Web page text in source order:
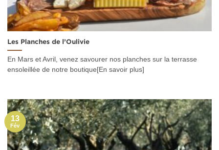
Les Planches de l’Oulivie
En Mars et Avril, venez savourer nos planches sur la terrasse
ensoleillée de notre boutique[En savoir plus]
13
Fév